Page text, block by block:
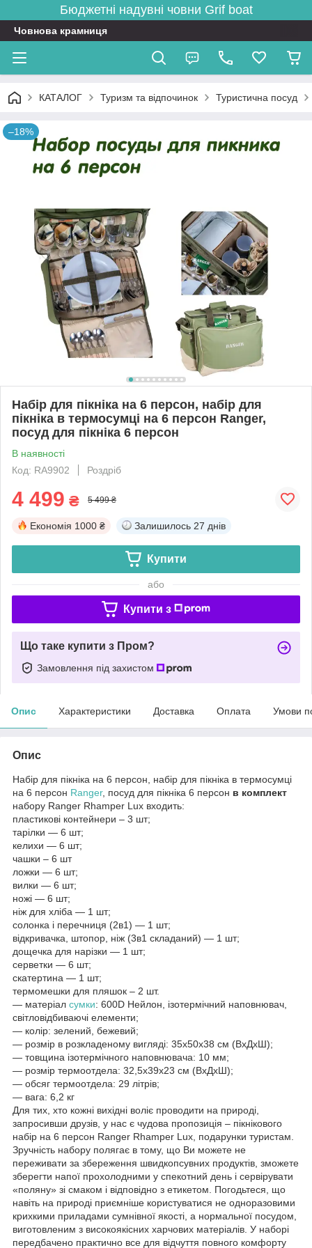
Бюджетні надувні човни Grif boat
Човнова крамниця
КАТАЛОГ Туризм та відпочинок Туристична посуд
–18%
Набір для пікніка на 6 персон, набір для
пікніка в термосумці на 6 персон Ranger,
посуд для пікніка 6 персон
В наявності
Код: RA9902
Роздріб
4 499 ₴ 5 499 ₴
Економія 1000 ₴ Залишилось 27 днів
Купити
або
Купити з
Що таке купити з Пром?
Замовлення під захистом
Опис Характеристики Доставка Оплата Умови
Опис
Набір для пікніка на 6 персон, набір для пікніка в термосумці
на 6 персон Ranger, посуд для пікніка 6 персон в комплект
набору Ranger Rhamper Lux входить:
пластикові контейнери – 3 шт;
тарілки — 6 шт;
келихи — 6 шт;
чашки – 6 шт
ложки — 6 шт;
вилки — 6 шт;
ножі — 6 шт;
ніж для хліба — 1 шт;
солонка і перечниця (2в1) — 1 шт;
відкривачка, штопор, ніж (3в1 складаний) — 1 шт;
дощечка для нарізки — 1 шт;
серветки — 6 шт;
скатертина — 1 шт;
термомешки для пляшок – 2 шт.
— матеріал сумки: 600D Нейлон, ізотермічний наповнювач,
світловідбиваючі елементи;
— колір: зелений, бежевий;
— розмір в розкладеному вигляді: 35х50х38 см (ВхДхШ);
— товщина ізотермічного наповнювача: 10 мм;
— розмір термоотдела: 32,5х39х23 см (ВхДхШ);
— обсяг термоотдела: 29 літрів;
— вага: 6,2 кг
Для тих, хто кожні вихідні воліє проводити на природі,
запросивши друзів, у нас є чудова пропозиція – пікнікового
набір на 6 персон Ranger Rhamper Lux, подарунки туристам.
Зручність набору полягає в тому, що Ви можете не
переживати за збереження швидкопсувних продуктів, зможете
зберегти напої прохолодними у спекотний день і сервірувати
«поляну» зі смаком і відповідно з етикетом. Погодьтеся, що
навіть на природі приємніше користуватися не одноразовими
крихкими приладами сумнівної якості, а нормальної посудом,
виготовленим з високоякісних харчових матеріалів. У наборі
передбачено практично все для відчуття повного комфорту